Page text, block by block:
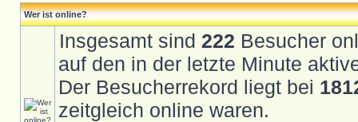
Wer ist online?
Insgesamt sind 222 Besucher
auf den in der letzte Minute
Der Besucherrekord liegt bei
zeitgleich online waren.